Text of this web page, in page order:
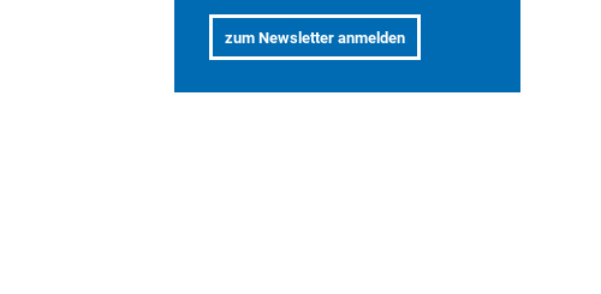
zum Newsletter anmelden